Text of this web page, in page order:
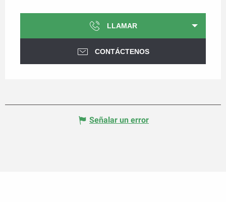
LLAMAR
CONTÁCTENOS
Señalar un error